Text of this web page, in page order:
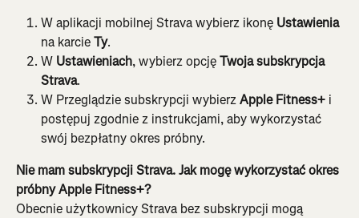
W aplikacji mobilnej Strava wybierz ikonę Ustawienia
na karcie Ty.
W Ustawieniach, wybierz opcję Twoja subskrypcja
Strava.
W Przeglądzie subskrypcji wybierz Apple Fitness+ i
postępuj zgodnie z instrukcjami, aby wykorzystać
swój bezpłatny okres próbny.
Nie mam subskrypcji Strava. Jak mogę wykorzystać okres
próbny Apple Fitness+?
Obecnie użytkownicy Strava bez subskrypcji mogą